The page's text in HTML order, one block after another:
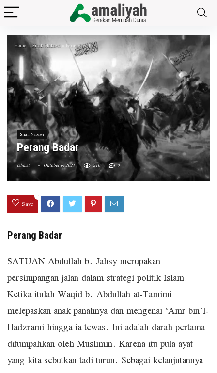
Home»Sirah Nabawi»Perang Badar
Sirah Nabawi
Perang Badar
rahmat Oktober 6, 2021 210 0
Save
2
Perang Badar
SATUAN Abdullah b. Jahsy merupakan
persimpangan jalan dalam strategi politik Islam.
Ketika itulah Waqid b. Abdullah at-Tamimi
melepaskan anak panahnya dan mengenai ‘Amr bin’l-
Hadzrami hingga ia tewas. Ini adalah darah pertama
ditumpahkan oleh Muslimin. Karena itu pula ayat
yang kita sebutkan tadi turun. Sebagai kelanjutannya